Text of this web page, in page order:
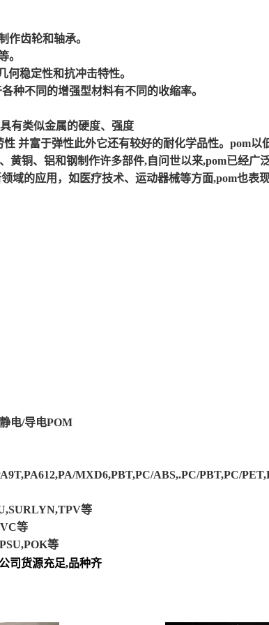
作齿轮和轴承。
。
稳定性和抗冲击特性。
种不同的增强型材料有不同的收缩率。
有类似金属的硬度、强度
并富于弹性此外它还有较好的耐化学品性。pom以
黄铜、铝和钢制作许多部件,自问世以来,pom已经广
域的应用，如医疗技术、运动器械等方面,pom也表
电/导电POM
MXD6,PBT,PC/ABS,.PC/PBT,PC/
等
等
等
司货源充足,品种齐